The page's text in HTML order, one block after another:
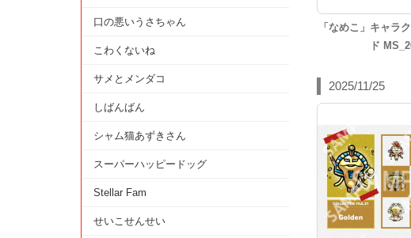
「なめこ」キャラ
ド
2025/11/25
口の悪いうさちゃん
こわくないね
サメとメンダコ
しばんばん
シャム猫あずきさん
スーパーハッピードッグ
Stellar Fam
せいこせんせい